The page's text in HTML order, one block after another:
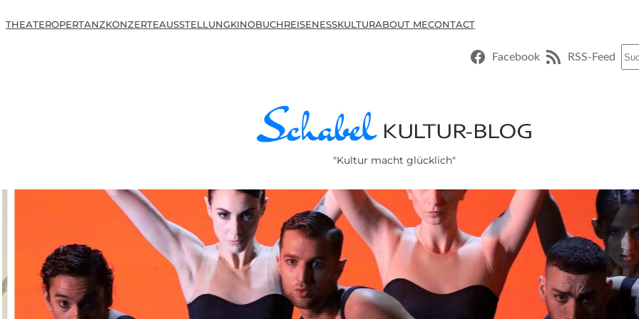
THEATEROPERTANZKONZERTEAUSSTELLUNGKINOBUCHREISENESSKULTURABOUT MECONTACT
Facebook RSS-Feed
"Kultur macht glücklich"